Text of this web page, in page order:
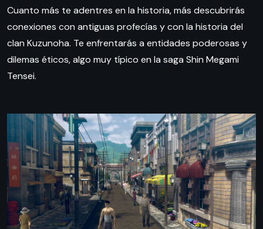
Cuanto más te adentres en la historia, más descubrirás
conexiones con antiguas profecías y con la historia del
clan Kuzunoha. Te enfrentarás a entidades poderosas y
dilemas éticos, algo muy típico en la saga Shin Megami
Tensei.